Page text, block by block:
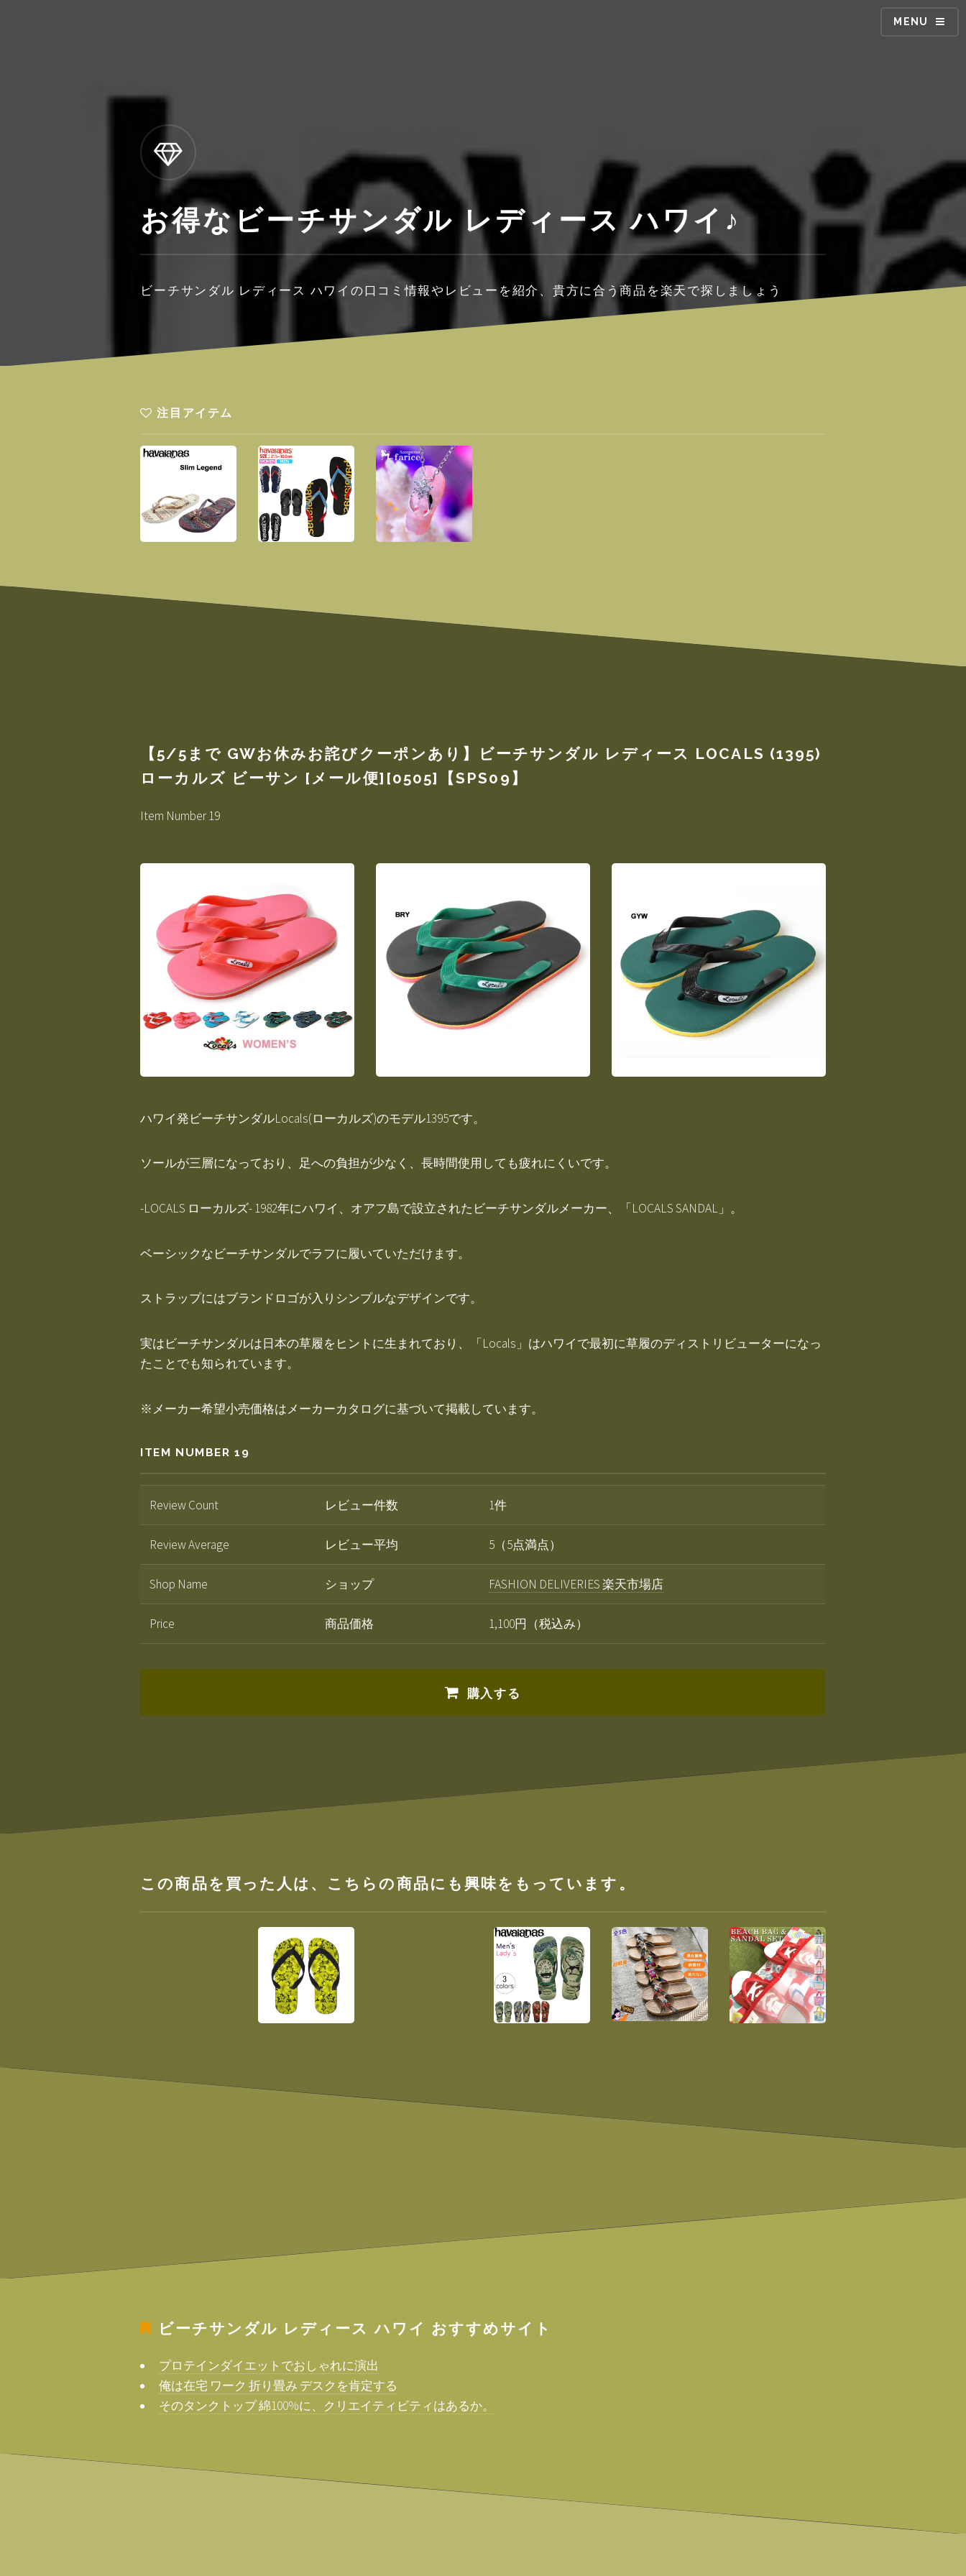
MENU
お得なビーチサンダル レディース ハワイ♪
ビーチサンダル レディース ハワイの口コミ情報やレビューを紹介、貴方に合う商品を楽天で探しましょう
注目アイテム
【5/5まで GWお休みお詫びクーポンあり】ビーチサンダル レディース LOCALS (1395)
ローカルズ ビーサン [メール便][0505]【SPS09】
Item Number 19
ハワイ発ビーチサンダルLocals(ローカルズ)のモデル1395です。
ソールが三層になっており、足への負担が少なく、長時間使用しても疲れにくいです。
-LOCALS ローカルズ- 1982年にハワイ、オアフ島で設立されたビーチサンダルメーカー、「LOCALS SANDAL」。
ベーシックなビーチサンダルでラフに履いていただけます。
ストラップにはブランドロゴが入りシンプルなデザインです。
実はビーチサンダルは日本の草履をヒントに生まれており、「Locals」はハワイで最初に草履のディストリビューターになっ
たことでも知られています。
※メーカー希望小売価格はメーカーカタログに基づいて掲載しています。
ITEM NUMBER 19
Review Count レビュー件数 1件
Review Average レビュー平均 5（5点満点）
Shop Name ショップ FASHION DELIVERIES 楽天市場店
Price 商品価格 1,100円（税込み）
購入する
この商品を買った人は、こちらの商品にも興味をもっています。
ビーチサンダル レディース ハワイ おすすめサイト
プロテインダイエットでおしゃれに演出
俺は在宅 ワーク 折り畳み デスクを肯定する
そのタンクトップ 綿100%に、クリエイティビティはあるか。